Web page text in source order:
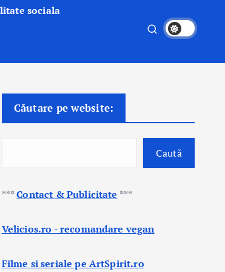
sociala
Căutare pe website:
Caută
***Contact & Publicitate ***
Velicios.ro - recomandare vegan
Filme si seriale pe ArtSpirit.ro